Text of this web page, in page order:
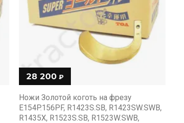
28 200 ₽
Ножи Золотой коготь на фрезу
E154P.156PF, R1423S.SB, R1423SW.SWB,
R1435X, R1523S.SB, R1523W.SWB,